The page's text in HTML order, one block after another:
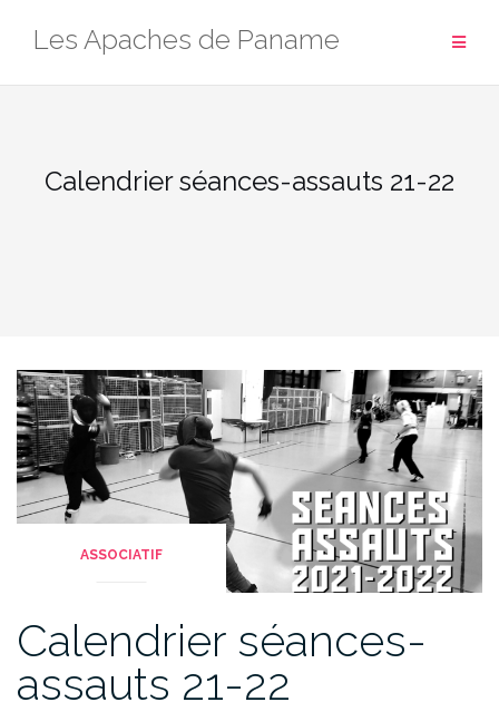
Les Apaches de Paname
Calendrier séances-assauts 21-22
ASSOCIATIF
Calendrier séances-
assauts 21-22